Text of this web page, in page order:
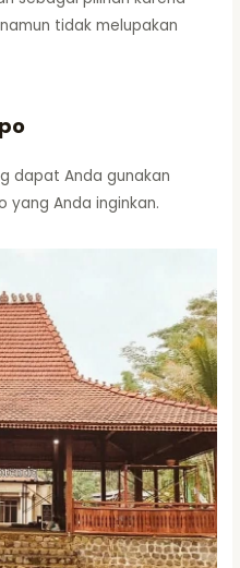
tidak melupakan
dapat Anda gunakan
yang Anda inginkan.